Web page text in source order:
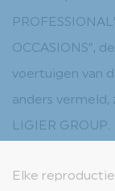
OCCASIONS”,
voertuigen van
anders
LIGIER GROUP.
Elke